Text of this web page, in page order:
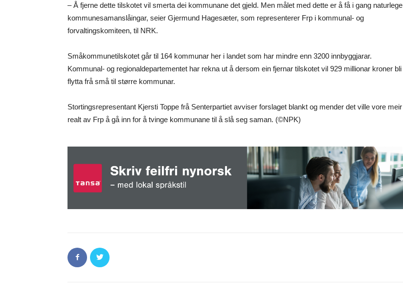
– Å fjerne dette tilskotet vil smerta dei kommunane det gjeld. Men målet med dette er å få i gang naturlege
kommunesamanslåingar, seier Gjermund Hagesæter, som representerer Frp i kommunal- og
forvaltingskomiteen, til NRK.
Småkommunetilskotet går til 164 kommunar her i landet som har mindre enn 3200 innbyggjarar.
Kommunal- og regionaldepartementet har rekna ut å dersom ein fjernar tilskotet vil 929 millionar kroner bli
flytta frå små til større kommunar.
Stortingsrepresentant Kjersti Toppe frå Senterpartiet avviser forslaget blankt og mender det ville vore meir
realt av Frp å gå inn for å tvinge kommunane til å slå seg saman. (©NPK)